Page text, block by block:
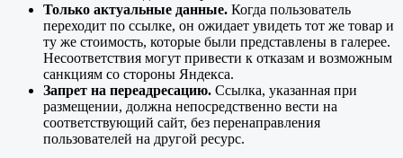
Только актуальные данные. Когда пользователь
переходит по ссылке, он ожидает увидеть тот же товар и
ту же стоимость, которые были представлены в галерее.
Несоответствия могут привести к отказам и возможным
санкциям со стороны Яндекса.
Запрет на переадресацию. Ссылка, указанная при
размещении, должна непосредственно вести на
соответствующий сайт, без перенаправления
пользователей на другой ресурс.